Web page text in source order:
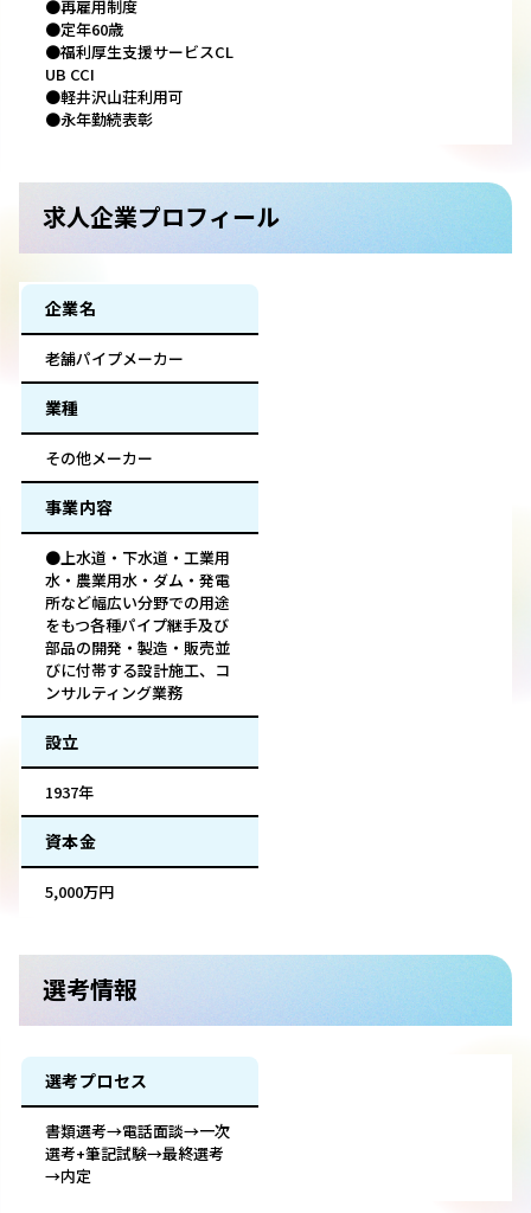
●再雇用制度
●定年60歳
●福利厚生支援サービスCL
UB CCI
●軽井沢山荘利用可
●永年勤続表彰
求人企業プロフィール
企業名
老舗パイプメーカー
業種
その他メーカー
事業内容
●上水道・下水道・工業用
水・農業用水・ダム・発電
所など幅広い分野での用途
をもつ各種パイプ継手及び
部品の開発・製造・販売並
びに付帯する設計施工、コ
ンサルティング業務
設立
1937年
資本金
5,000万円
選考情報
選考プロセス
書類選考→電話面談→一次
選考+筆記試験→最終選考
→内定